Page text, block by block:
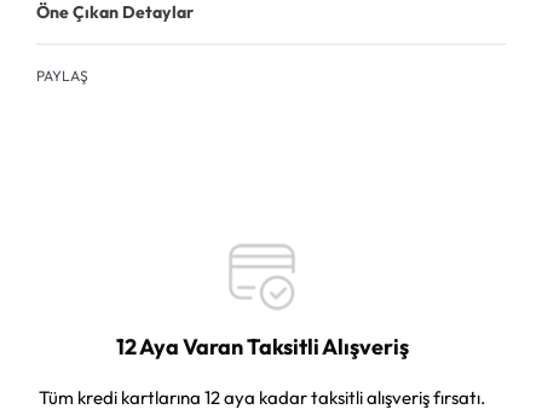
Öne Çıkan Detaylar
PAYLAŞ
12 Aya Varan Taksitli Alışveriş
Tüm kredi kartlarına 12 aya kadar taksitli alışveriş fırsatı.